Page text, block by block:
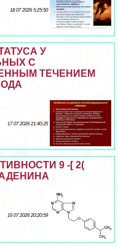
18 07 2026 5:25:50
У
С
ТЕЧЕНИЕМ
17 07 2026 21:40:35
9 -[ 2(
16 07 2026 20:20:59